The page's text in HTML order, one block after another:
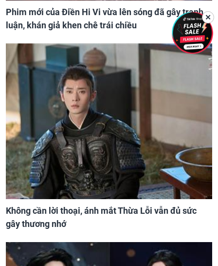
Phim mới của Điền Hi Vi vừa lên sóng đã gây tranh
luận, khán giả khen chê trái chiều
Không cần lời thoại, ánh mắt Thừa Lỗi vẫn đủ sức
gây thương nhớ
✕